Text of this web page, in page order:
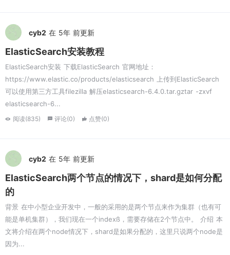
cyb2 在 5年 前更新
ElasticSearch安装教程
ElasticSearch安装 下载ElasticSearch 官网地址：
https://www.elastic.co/products/elasticsearch 上传到ElasticSearch
可以使用第三方工具filezilla 解压elasticsearch-6.4.0.tar.gztar -zxvf
elasticsearch-6...
阅读(835) 评论(0) 点赞(0)
cyb2 在 5年 前更新
ElasticSearch两个节点的情况下，shard是如何分配
的
背景 在中小型企业开发中，一般的采用的是两个节点来作为集群（也有可
能是单机集群），我们现在一个indexß，需要存储在2个节点中。 介绍 本
文将介绍在两个node情况下，shard是如果分配的，这里只说两个node是
因为...